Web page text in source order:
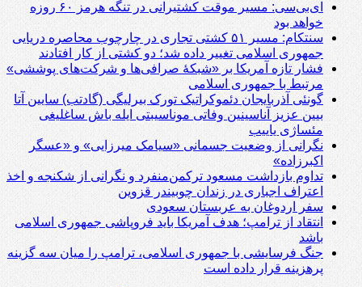
ای‌بی‌سی: مسیر موقت کشتیرانی در تنگه هرمز ۶۰ روزه
خواهد بود
سنتکام: مسیر ۵۱ کشتی تجاری در چارچوب محاصره دریایی
جمهوری اسلامی تغییر داده شد؛ دو کشتی از کار افتادند
فشار تازه آمریکا بر «شبکۀ صرافی‌ها و شرکت‌های پوششی»
مرتبط با جمهوری اسلامی
گونئی آذربایجان دئموکراتیک تورک بیرلیگی (گادتب) سایین آتا
بیین عزیز آناسینین وفاتی موناسیبتی ایله باش ساغلیغی
مئساژی یاییب
نگرانی از وضعیت جسمانی «سیامک میرزایی» و «عسگر
اکبرزاده»
تداوم بازداشت مسعود ترکمن‌منفرد و نگرانی از شکنجه و اخذ
اعتراف اجباری در زندان چوبیندر قزوین
سفر اردوغان به عربستان‌ سعودی
انتقاد از ترامپ؛ هدف آمریکا باید فروپاشی جمهوری اسلامی
باشد
جنگ فرسایشی با جمهوری اسلامی، ترامپ را میان سه گزینه
پرهزینه قرار داده است